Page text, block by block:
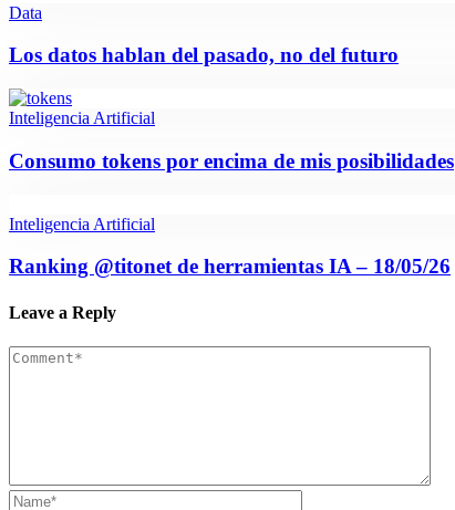
Data
Los datos hablan del pasado, no del futuro
Inteligencia Artificial
Consumo tokens por encima de mis posibilidades
Inteligencia Artificial
Ranking @titonet de herramientas IA – 18/05/26
Leave a Reply